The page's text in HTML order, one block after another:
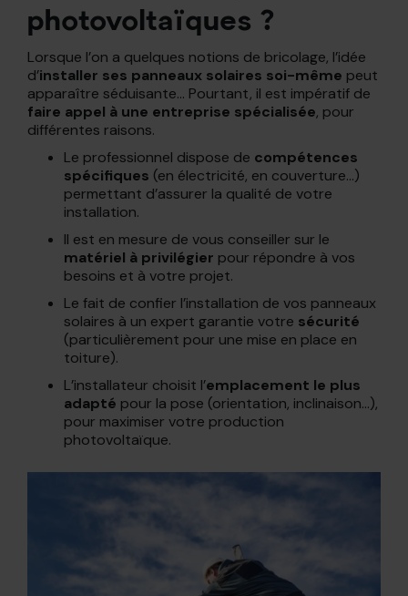
photovoltaïques ?
Lorsque l’on a quelques notions de bricolage, l’idée
d’installer ses panneaux solaires soi-même peut
apparaître séduisante… Pourtant, il est impératif de
faire appel à une entreprise spécialisée, pour
différentes raisons.
Le professionnel dispose de compétences
spécifiques (en électricité, en couverture…)
permettant d’assurer la qualité de votre
installation.
Il est en mesure de vous conseiller sur le
matériel à privilégier pour répondre à vos
besoins et à votre projet.
Le fait de confier l’installation de vos panneaux
solaires à un expert garantie votre sécurité
(particulièrement pour une mise en place en
toiture).
L’installateur choisit l’emplacement le plus
adapté pour la pose (orientation, inclinaison…),
pour maximiser votre production
photovoltaïque.